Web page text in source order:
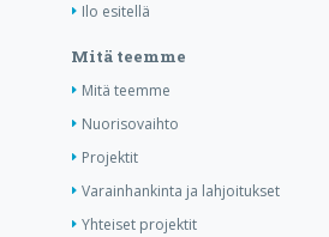
Ilo esitellä
Mitä teemme
Mitä teemme
Nuorisovaihto
Projektit
Varainhankinta ja lahjoitukset
Yhteiset projektit